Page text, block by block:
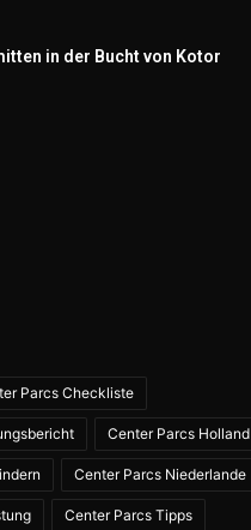
in der Bucht von Kotor
Parcs Checkliste
Center Parcs Holland
Center Parcs Niederlande
Center Parcs Tipps